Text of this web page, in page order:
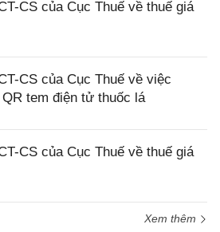
CS của Cục Thuế về thuế giá
CS của Cục Thuế về việc
tem điện tử thuốc lá
CS của Cục Thuế về thuế giá
Xem thêm